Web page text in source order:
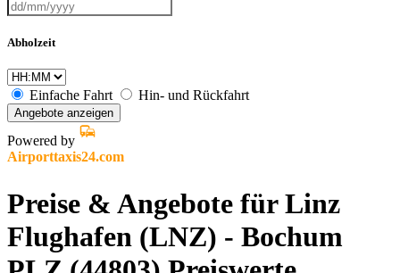
Abholzeit
Einfache Fahrt Hin- und Rückfahrt
Angebote anzeigen
Powered by
Airporttaxis24.com
Preise & Angebote für Linz
Flughafen (LNZ) - Bochum